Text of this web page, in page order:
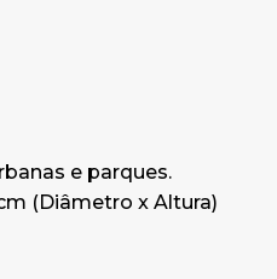
e parques.
(Diâmetro x Altura)